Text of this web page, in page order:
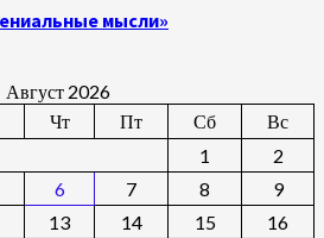
мысли»
Август 2026
Чт Пт Сб
Вс
1
2
6 7 8
9
13 14 15
16